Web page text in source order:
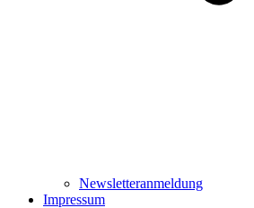
Newsletteranmeldung
Impressum